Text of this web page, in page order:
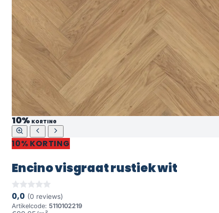
10% KORTING
10% KORTING
Encino visgraat rustiek wit
0,0 (0 reviews)
Artikelcode: 5110102219